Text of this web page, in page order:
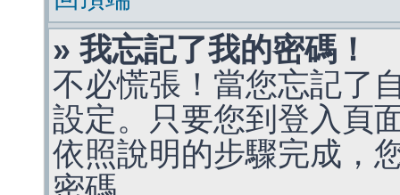
» 我忘記了我的密碼！
不必慌張！當您忘記了
設定。只要您到登入頁
依照說明的步驟完成，